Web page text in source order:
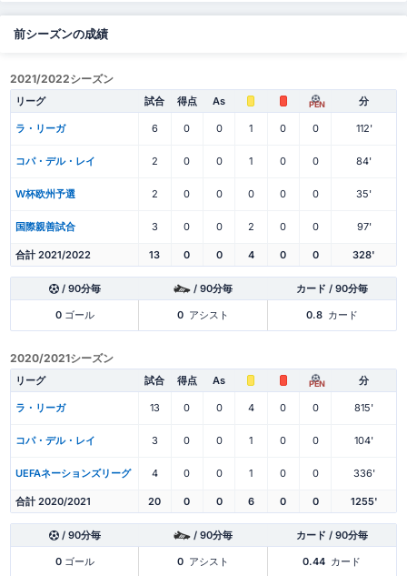
前シーズンの成績
2021/2022シーズン
リーグ 試合 得点 As PEN 分
ラ・リーガ 6 0 0 1 0 0 112'
コパ・デル・レイ 2 0 0 1 0 0 84'
W杯欧州予選 2 0 0 0 0 0 35'
国際親善試合 3 0 0 2 0 0 97'
合計 2021/2022 13 0 0 4 0 0 328'
/ 90分毎 / 90分毎 カード / 90分毎
0ゴール 0 アシスト 0.8 カード
2020/2021シーズン
リーグ 試合 得点 As PEN 分
ラ・リーガ 13 0 0 4 0 0 815'
コパ・デル・レイ 3 0 0 1 0 0 104'
UEFAネーションズリーグ 4 0 0 1 0 0 336'
合計 2020/2021 20 0 0 6 0 0 1255'
/ 90分毎 / 90分毎 カード / 90分毎
0ゴール 0 アシスト 0.44 カード